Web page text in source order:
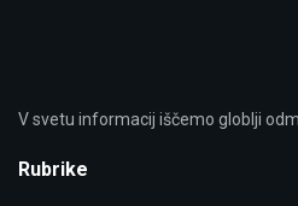
V svetu informacij iščemo globlji
Rubrike